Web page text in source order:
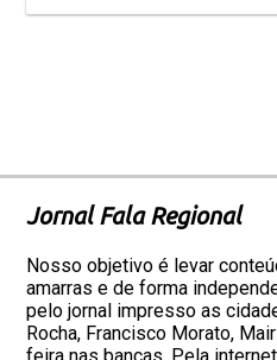
Jornal Fala Regional
Nosso objetivo é levar
amarras e de forma
pelo jornal impresso as
Rocha, Francisco Morato,
feira nas bancas. Pela